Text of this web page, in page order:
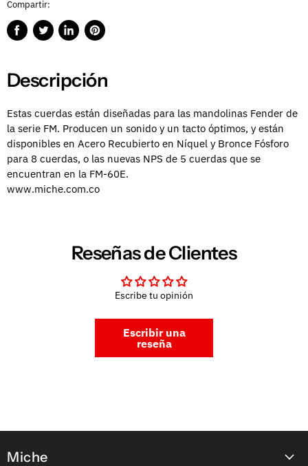
Compartir:
CompartirPublicarCompartirGuardar
Descripción
Estas cuerdas están diseñadas para las mandolinas Fender de
la serie FM. Producen un sonido y un tacto óptimos, y están
disponibles en Acero Recubierto en Níquel y Bronce Fósforo
para 8 cuerdas, o las nuevas NPS de 5 cuerdas que se
encuentran en la FM-60E.
www.miche.com.co
Reseñas de Clientes
Escribe tu opinión
Escribir una
reseña
Miche